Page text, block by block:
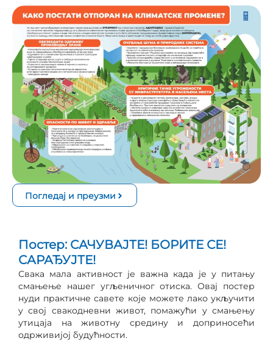
Погледај и преузми
Постер: САЧУВАЈТЕ! БОРИТЕ СЕ!
САРАЂУЈТЕ!
Свака мала активност је важна када је у питању
смањење нашег угљеничног отиска. Овај постер
нуди практичне савете које можете лако укључити
у свој свакодневни живот, помажући у смањењу
утицаја на животну средину и доприносећи
одрживијој будућности.